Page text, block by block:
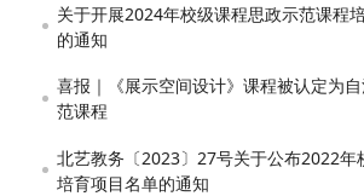
关于开展2024年校级课程思政示范课程
的通知
喜报｜《展示空间设计》课程被认定为
范课程
北艺教务〔2023〕27号关于公布2022年
培育项目名单的通知